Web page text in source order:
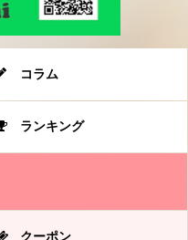
コラム
ランキング
クーポン